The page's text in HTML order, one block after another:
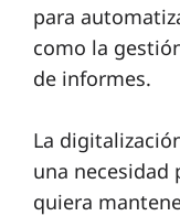
para
como la
de informes.
La
una necesidad
quiera